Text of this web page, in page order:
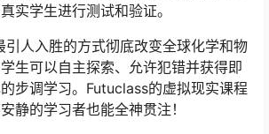
实学生进行测试和验证。
引人入胜的方式彻底改变全球化学和物
生可以自主探索、允许犯错并获得即
步调学习。Futuclass的虚拟现实课程
静的学习者也能全神贯注！